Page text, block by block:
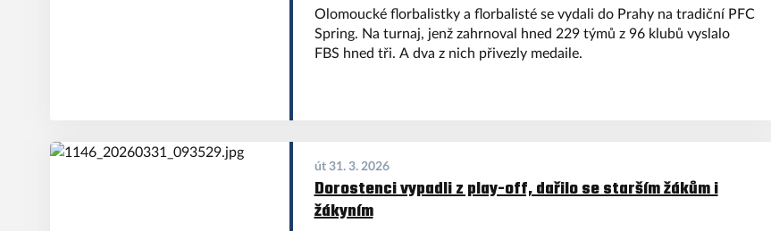
Olomoucké florbalistky a florbalisté se vydali do Prahy na tradiční PFC
Spring. Na turnaj, jenž zahrnoval hned 229 týmů z 96 klubů vyslalo
FBS hned tři. A dva z nich přivezly medaile.
út 31. 3. 2026
Dorostenci vypadli z play-off, dařilo se starším žákům i
žákyním